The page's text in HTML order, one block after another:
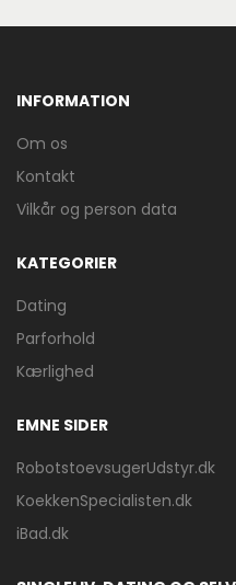
INFORMATION
Om os
Kontakt
Vilkår og person data
KATEGORIER
Dating
Parforhold
Kærlighed
EMNE SIDER
RobotstoevsugerUdstyr.dk
KoekkenSpecialisten.dk
iBad.dk